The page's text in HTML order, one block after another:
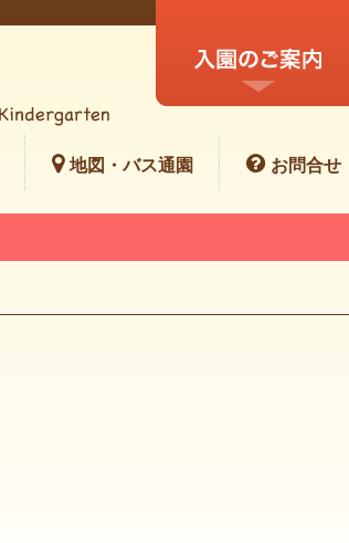
地図・バス通園 お問合せ